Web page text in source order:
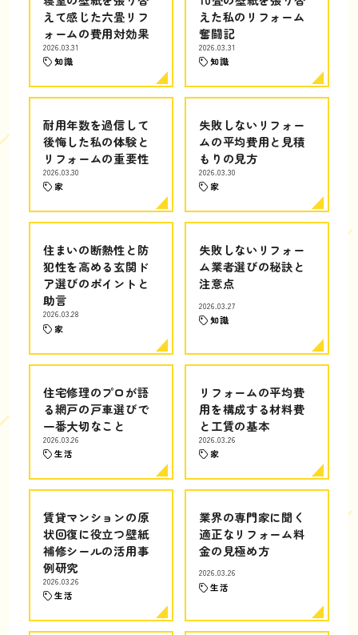
えて感じた六畳リフ
ォームの費用対効果
2026.03.31
知識
えた私のリフォーム
奮闘記
2026.03.31
知識
耐用年数を過信して
後悔した私の体験と
リフォームの重要性
2026.03.30
家
失敗しないリフォー
ムの平均費用と見積
もりの見方
2026.03.30
家
住まいの断熱性と防
犯性を高める玄関ド
ア選びのポイントと
助言
2026.03.28
家
失敗しないリフォー
ム業者選びの秘訣と
注意点
2026.03.27
知識
住宅修理のプロが語
る網戸の戸車選びで
一番大切なこと
2026.03.26
生活
リフォームの平均費
用を構成する材料費
と工賃の基本
2026.03.26
家
賃貸マンションの原
状回復に役立つ壁紙
補修シールの活用事
例研究
2026.03.26
生活
業界の専門家に聞く
適正なリフォーム料
金の見極め方
2026.03.26
生活